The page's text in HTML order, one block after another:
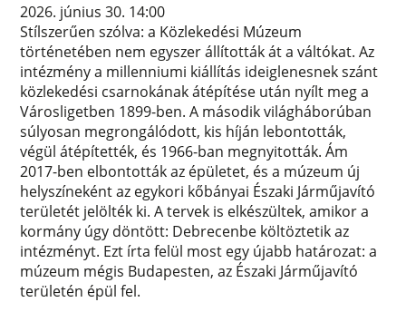
2026. június 30. 14:00
Stílszerűen szólva: a Közlekedési Múzeum
történetében nem egyszer állították át a váltókat. Az
intézmény a millenniumi kiállítás ideiglenesnek szánt
közlekedési csarnokának átépítése után nyílt meg a
Városligetben 1899-ben. A második világháborúban
súlyosan megrongálódott, kis híján lebontották,
végül átépítették, és 1966-ban megnyitották. Ám
2017-ben elbontották az épületet, és a múzeum új
helyszíneként az egykori kőbányai Északi Járműjavító
területét jelölték ki. A tervek is elkészültek, amikor a
kormány úgy döntött: Debrecenbe költöztetik az
intézményt. Ezt írta felül most egy újabb határozat: a
múzeum mégis Budapesten, az Északi Járműjavító
területén épül fel.